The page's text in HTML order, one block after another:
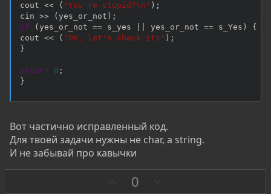
cout << ( "You're stupid?\n" ) ;
cin >> ( yes_or_not ) ;
if
( yes_or_not == s_yes yes_or_not == s_Yes )
{
cout << ( "OK, let's check it!" ) ;
}
return 0 ;
}
Вот частично исправленный код.
Для твоей задачи нужны не char, а string.
И не забывай про кавычки
0